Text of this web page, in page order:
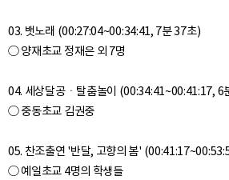
03. 뱃노래 (00:27:04~00:34:41, 7분 37초)
○ 양재초교 정재은 외 7명
04. 세상달공ㆍ탈춤놀이 (00:34:41~00:41:17, 6
○ 중동초교 김권중
05. 찬조출연 '반달, 고향의 봄'
○ 예일초교 4명의 학생들